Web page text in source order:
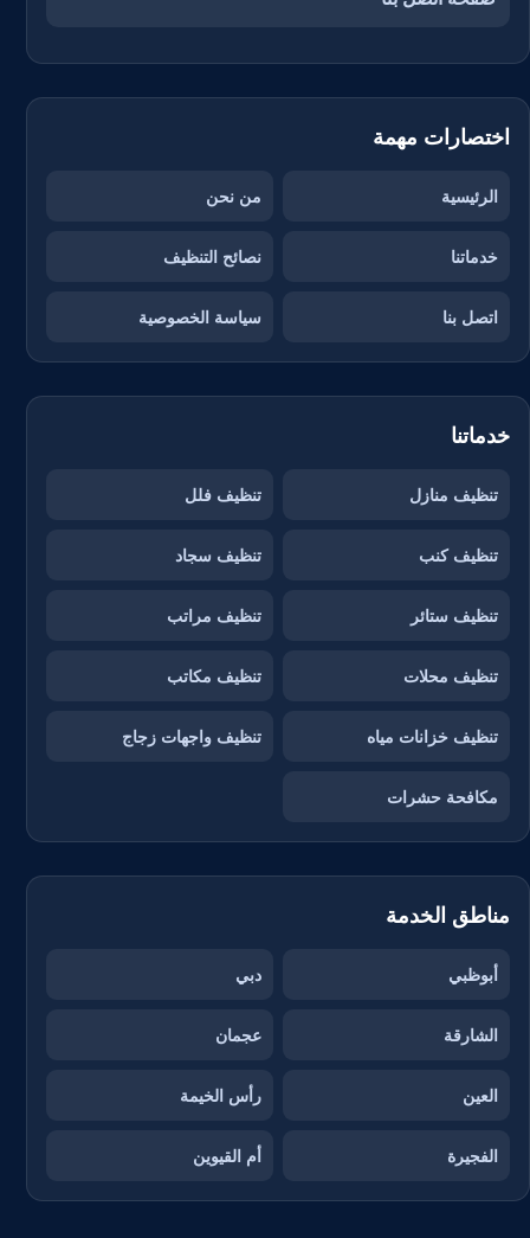
اختصارات مهمة
الرئيسية من نحن
خدماتنا نصائح التنظيف
اتصل بنا سياسة الخصوصية
خدماتنا
تنظيف منازل تنظيف فلل
تنظيف كنب تنظيف سجاد
تنظيف ستائر تنظيف مراتب
تنظيف محلات تنظيف مكاتب
تنظيف خزانات مياه تنظيف واجهات زجاج
مكافحة حشرات
مناطق الخدمة
أبوظبي دبي
الشارقة عجمان
العين رأس الخيمة
الفجيرة أم القيوين